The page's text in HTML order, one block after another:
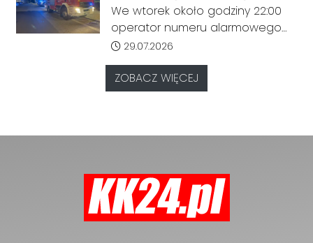
do Beskidów. Jak informuje
przewoźnik, połączenie cieszy się
dużym zainteresowaniem
pasażerów.
tragicznym odkryciem
We wtorek około godziny 22:00
operator numeru alarmowego
odebrał zgłoszenie od
zaniepokojonych członków
rodziny, którzy od dłuższego
czasu nie mieli kontaktu z kobietą
Data dodania artykułu:
29.07.2026
ZOBACZ WIĘCEJ